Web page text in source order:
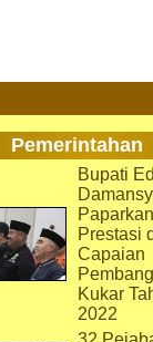
Pemerintahan
Bupati
Paparkan
Prestasi
Capaian
Kukar
2022